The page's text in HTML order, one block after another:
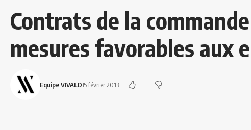
Contrats de la
mesures favorables aux
Equipe VIVALDI5 février 2013